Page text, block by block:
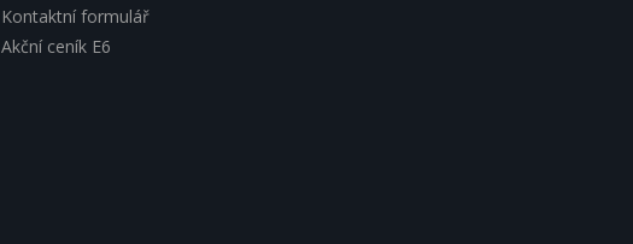
Kontaktní formulář
Akční ceník E6